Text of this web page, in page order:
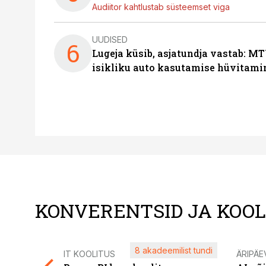
Audiitor kahtlustab süsteemset viga
6 UUDISED
Lugeja küsib, asjatundja vastab:
isikliku auto kasutamise
KONVERENTSID JA
IT KOOLITUS 8 akadeemilist tundi